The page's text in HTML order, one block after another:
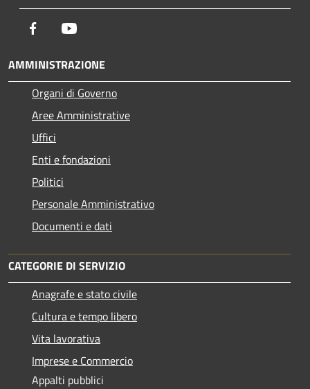
Facebook
AMMINISTRAZIONE
Organi di Governo
Aree Amministrative
Uffici
Enti e fondazioni
Politici
Personale Amministrativo
Documenti e dati
CATEGORIE DI SERVIZIO
Anagrafe e stato civile
Cultura e tempo libero
Vita lavorativa
Imprese e Commercio
Appalti pubblici